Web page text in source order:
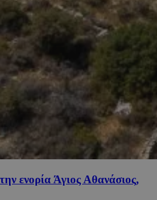
ενορία Άγιος Αθανάσιος,